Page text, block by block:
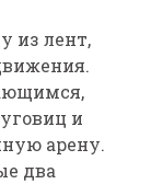
из лент,
и
арену.
два